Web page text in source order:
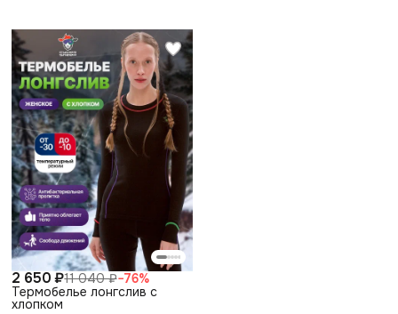
2 650 ₽11 040 ₽−76%
Термобелье лонгслив с
хлопком